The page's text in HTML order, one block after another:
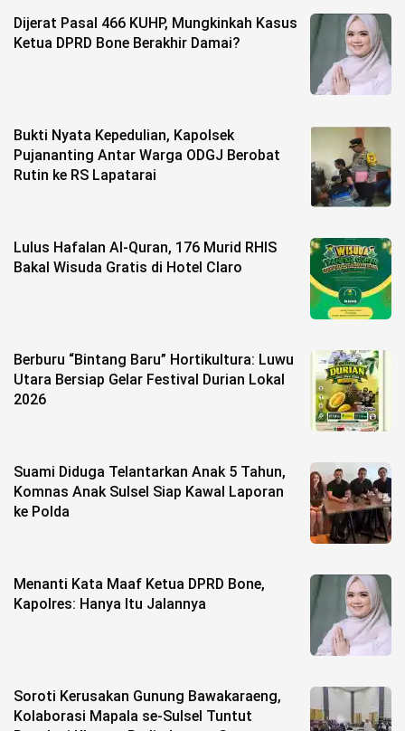
Dijerat Pasal 466 KUHP, Mungkinkah Kasus
Ketua DPRD Bone Berakhir Damai?
Bukti Nyata Kepedulian, Kapolsek
Pujananting Antar Warga ODGJ Berobat
Rutin ke RS Lapatarai
Lulus Hafalan Al-Quran, 176 Murid RHIS
Bakal Wisuda Gratis di Hotel Claro
Berburu “Bintang Baru” Hortikultura: Luwu
Utara Bersiap Gelar Festival Durian Lokal
2026
Suami Diduga Telantarkan Anak 5 Tahun,
Komnas Anak Sulsel Siap Kawal Laporan
ke Polda
Menanti Kata Maaf Ketua DPRD Bone,
Kapolres: Hanya Itu Jalannya
Soroti Kerusakan Gunung Bawakaraeng,
Kolaborasi Mapala se-Sulsel Tuntut